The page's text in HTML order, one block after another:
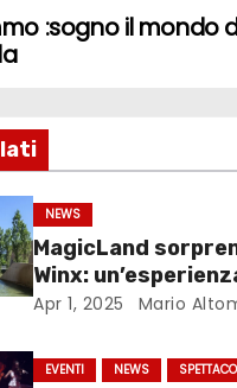
:sogno il mondo
NEWS
MagicLand
Winx:
Apr 1, 2025 Mario
EVENTI NEWS